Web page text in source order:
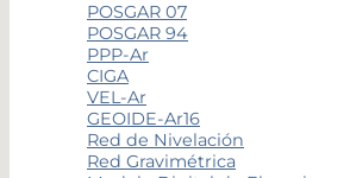
POSGAR 07
POSGAR 94
PPP-Ar
CIGA
VEL-Ar
GEOIDE-Ar16
Red de Nivelación
Red Gravimétrica